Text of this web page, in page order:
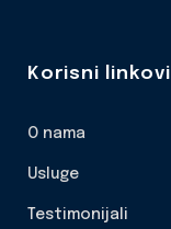
Korisni linkovi
O nama
Usluge
Testimonijali